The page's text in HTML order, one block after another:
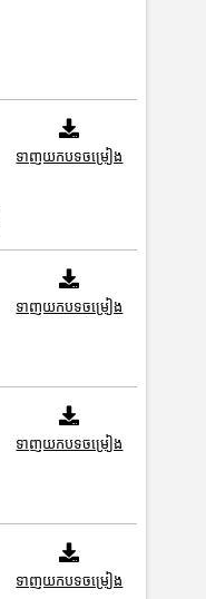
ទាញយកបទចម្រៀង
ទាញយកបទចម្រៀង
ទាញយកបទចម្រៀង
ទាញយកបទចម្រៀង